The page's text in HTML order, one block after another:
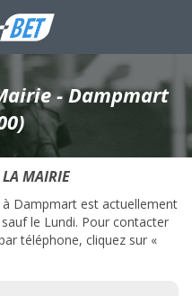
- Dampmart
LA MAIRIE
Dampmart est actuellement
le Lundi. Pour contacter
téléphone, cliquez sur «